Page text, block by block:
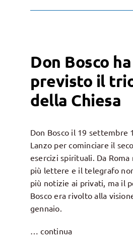
Don Bosco ha
previsto il
della Chiesa
Don Bosco il 19 settembre
Lanzo per cominciare il
esercizi spirituali. Da
più lettere e il telegrafo
più notizie ai privati, ma il
Bosco era rivolto alla
gennaio.
… continua